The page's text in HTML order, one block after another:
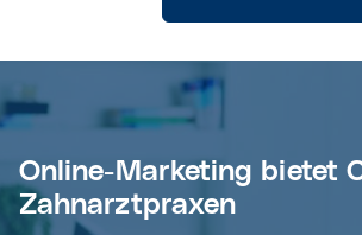
Online-Marketing bietet
Zahnarztpraxen